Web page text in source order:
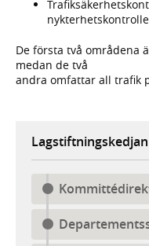
De första två områdena
medan de två
andra omfattar all trafik
Lagstiftningskedjan